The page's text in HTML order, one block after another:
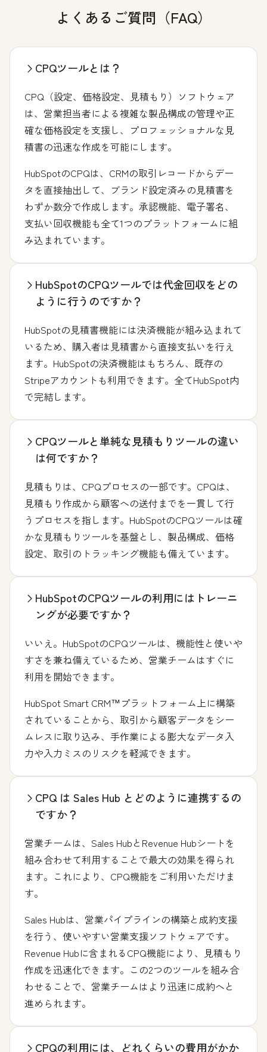
よくあるご質問（FAQ）
CPQツールとは？
CPQ（設定、価格設定、見積もり）ソフトウェア
は、営業担当者による複雑な製品構成の管理や正
確な価格設定を支援し、プロフェッショナルな見
積書の迅速な作成を可能にします。
HubSpotのCPQは、CRMの取引レコードからデー
タを直接抽出して、ブランド設定済みの見積書を
わずか数分で作成します。承認機能、電子署名、
支払い回収機能も全て1つのプラットフォームに組
み込まれています。
HubSpotのCPQツールでは代金回収をどの
ように行うのですか？
HubSpotの見積書機能には決済機能が組み込まれて
いるため、購入者は見積書から直接支払いを行え
ます。HubSpotの決済機能はもちろん、既存の
Stripeアカウントも利用できます。全てHubSpot内
で完結します。
CPQツールと単純な見積もりツールの違い
は何ですか？
見積もりは、CPQプロセスの一部です。CPQは、
見積もり作成から顧客への送付までを一貫して行
うプロセスを指します。HubSpotのCPQツールは確
かな見積もりツールを基盤とし、製品構成、価格
設定、取引のトラッキング機能も備えています。
HubSpotのCPQツールの利用にはトレーニ
ングが必要ですか？
いいえ。HubSpotのCPQツールは、機能性と使いや
すさを兼ね備えているため、営業チームはすぐに
利用を開始できます。
HubSpot Smart CRM™プラットフォーム上に構築
されていることから、取引から顧客データをシー
ムレスに取り込み、手作業による膨大なデータ入
力や入力ミスのリスクを軽減できます。
CPQ は Sales Hub とどのように連携するの
ですか？
営業チームは、Sales HubとRevenue Hubシートを
組み合わせて利用することで最大の効果を得られ
ます。これにより、CPQ機能をご利用いただけま
す。
Sales Hubは、営業パイプラインの構築と成約支援
を行う、使いやすい営業支援ソフトウェアです。
Revenue Hubに含まれるCPQ機能により、見積もり
作成を迅速化できます。この2つのツールを組み合
わせることで、営業チームはより迅速に成約へと
進められます。
CPQの利用には、どれくらいの費用がかか